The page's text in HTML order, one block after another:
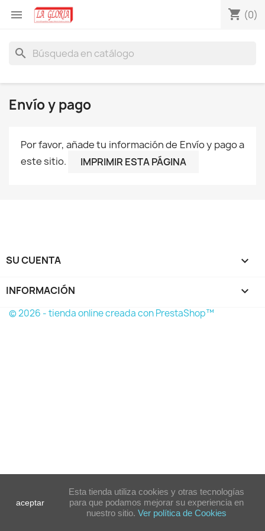
 shopping_cart (0)
search
Envío y pago
Por favor, añade tu información de Envío y pago a
este sitio.
SU CUENTA 
INFORMACIÓN 
aceptar
Esta tienda utiliza cookies y otras tecnologías
para que podamos mejorar su experiencia en
nuestro sitio. Ver política de Cookies
© 2026 - tienda online creada con PrestaShop™